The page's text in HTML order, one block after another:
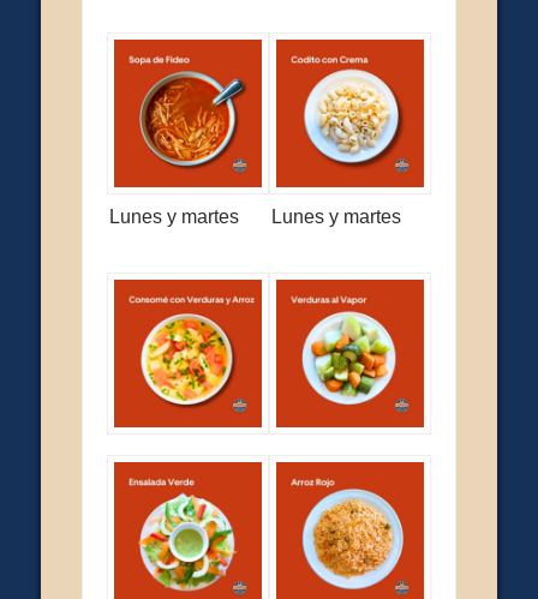
Lunes y martes Lunes y martes